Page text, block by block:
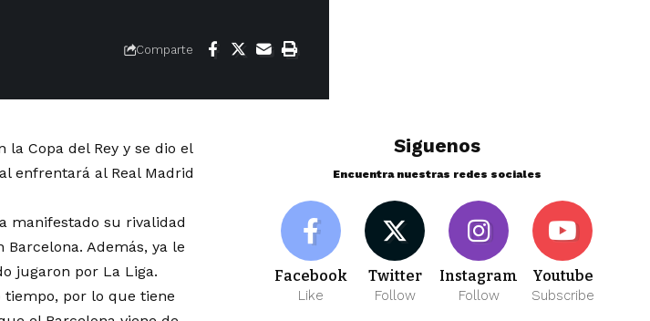
Comparte
Copa del Rey y se dio el
enfrentará al Real Madrid
manifestado su rivalidad
Además, ya le
jugaron por La Liga.
por lo que tiene
Siguenos
Encuentra nuestras redes sociales
Facebook
Like
Twitter
Follow
Instagram
Follow
Youtube
Subscribe